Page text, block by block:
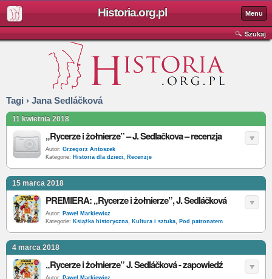
Historia.org.pl Menu
Szukaj
Tagi › Jana Sedláčková
11 kwietnia 2018
„Rycerze i żołnierze” – J. Sedlačkova – recenzja
Autor: Grzegorz Antoszek
Kategorie: Historia dla dzieci, Recenzje
15 marca 2018
PREMIERA: „Rycerze i żołnierze”, J. Sedláčková
Autor: Paweł Markiewicz
Kategorie: Książka historyczna, Kultura i sztuka, Pod patronatem
4 marca 2018
„Rycerze i żołnierze” J. Sedláčková - zapowiedź
Autor: Paweł Markiewicz